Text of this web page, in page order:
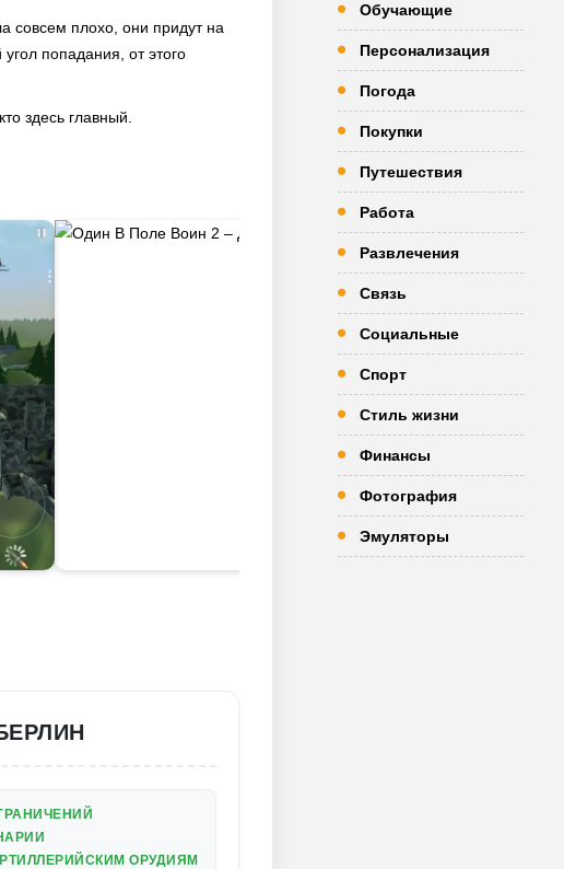
совсем плохо, они придут на
попадания, от этого
здесь главный.
ОРУДИЯМ
Обучающие
Персонализация
Погода
Покупки
Путешествия
Работа
Развлечения
Связь
Социальные
Спорт
Стиль жизни
Финансы
Фотография
Эмуляторы